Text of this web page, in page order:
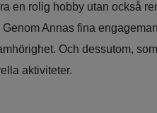
en rolig hobby utan också
Annas fina
Och dessutom,
aktiviteter.